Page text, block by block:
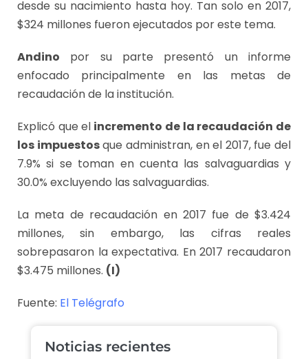
desde su nacimiento hasta hoy. Tan solo en 2017,
$324 millones fueron ejecutados por este tema.
Andino por su parte presentó un informe
enfocado principalmente en las metas de
recaudación de la institución.
Explicó que el incremento de la recaudación de
los impuestosque administran, en el 2017, fue del
7.9% si se toman en cuenta las salvaguardias y
30.0% excluyendo las salvaguardias.
La meta de recaudación en 2017 fue de $3.424
millones, sin embargo, las cifras reales
sobrepasaron la expectativa. En 2017 recaudaron
$3.475 millones. (I)
Fuente: El Telégrafo
Noticias recientes